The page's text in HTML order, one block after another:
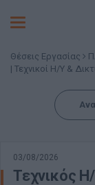
Toggle
Θέσεις Εργασίας
| Τεχνικοί Η/Υ &
03/08/2026
Τεχνικός